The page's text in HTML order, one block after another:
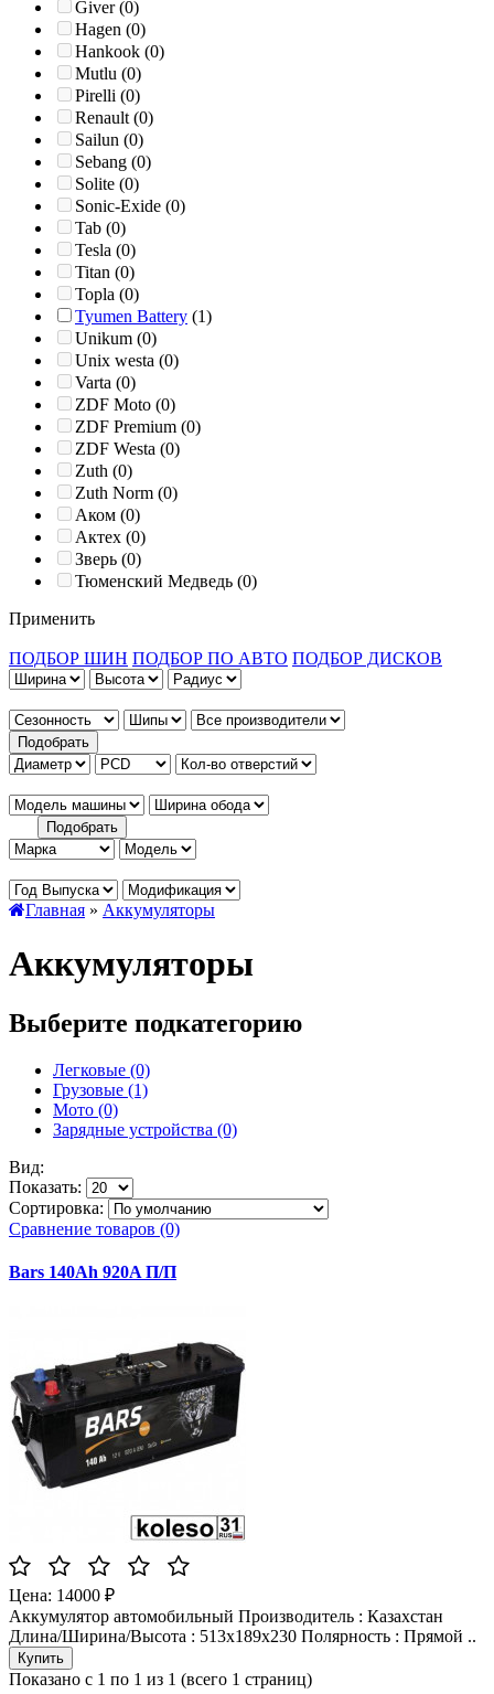
Giver (0)
Hagen (0)
Hankook (0)
Mutlu (0)
Pirelli (0)
Renault (0)
Sailun (0)
Sebang (0)
Solite (0)
Sonic-Exide (0)
Tab (0)
Tesla (0)
Titan (0)
Topla (0)
Tyumen Battery (1)
Unikum (0)
Unix westa (0)
Varta (0)
ZDF Moto (0)
ZDF Premium (0)
ZDF Westa (0)
Zuth (0)
Zuth Norm (0)
Аком (0)
Актех (0)
Зверь (0)
Тюменский Медведь (0)
Применить
ПОДБОР ШИН ПОДБОР ПО АВТО ПОДБОР ДИСКОВ
Главная » Аккумуляторы
Аккумуляторы
Выберите подкатегорию
Легковые (0)
Грузовые (1)
Мото (0)
Зарядные устройства (0)
Вид:
Показать:
Сортировка:
Сравнение товаров (0)
Bars 140Ah 920A П/П
Цена: 14000 ₽
Аккумулятор автомобильный Производитель : Казахстан
Длина/Ширина/Высота : 513x189x230 Полярность : Прямой ..
Показано с 1 по 1 из 1 (всего 1 страниц)